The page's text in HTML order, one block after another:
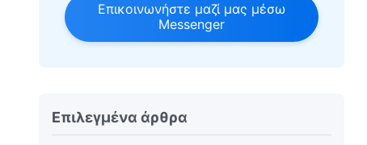
Επικοινωνήστε μαζί μας μέσω
Messenger
Επιλεγμένα άρθρα